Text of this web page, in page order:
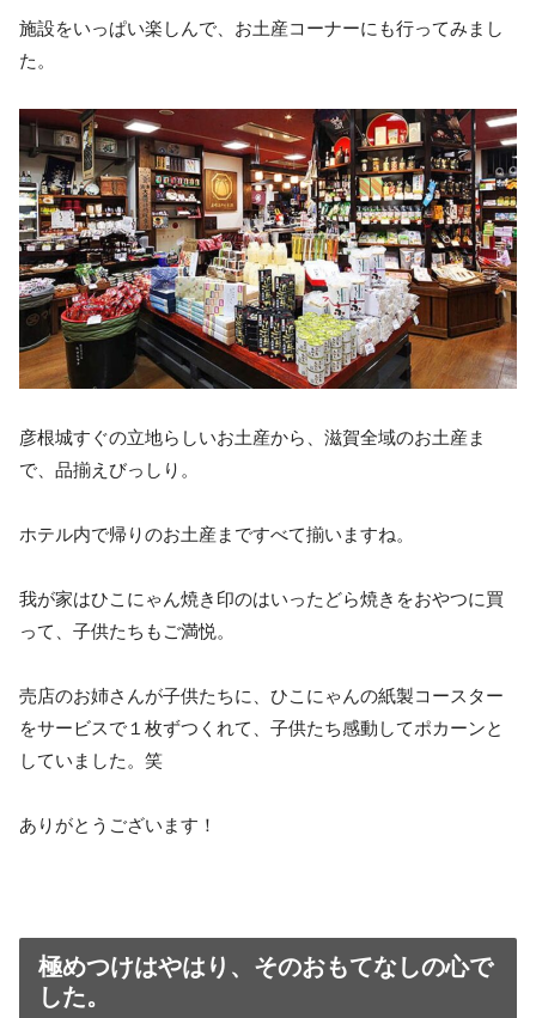
施設をいっぱい楽しんで、お土産コーナーにも行ってみまし
た。
彦根城すぐの立地らしいお土産から、滋賀全域のお土産ま
で、品揃えびっしり。
ホテル内で帰りのお土産まですべて揃いますね。
我が家はひこにゃん焼き印のはいったどら焼きをおやつに買
って、子供たちもご満悦。
売店のお姉さんが子供たちに、ひこにゃんの紙製コースター
をサービスで１枚ずつくれて、子供たち感動してポカーンと
していました。笑
ありがとうございます！
極めつけはやはり、そのおもてなしの心で
した。